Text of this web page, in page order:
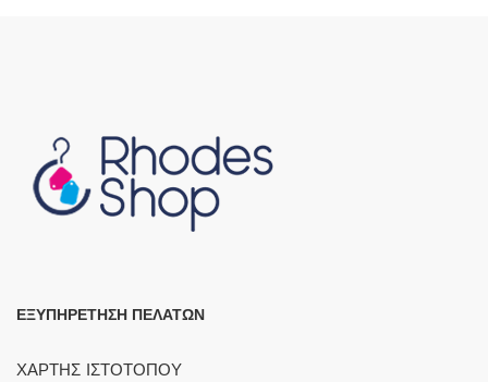
ΕΞΥΠΗΡΕΤΗΣΗ ΠΕΛΑΤΩΝ
ΧΑΡΤΗΣ ΙΣΤΟΤΟΠΟΥ